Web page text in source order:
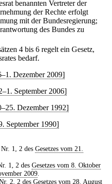
benannten Vertreter der
der Rechte erfolgt
mit der Bundesregierung;
des Bundes zu
4 bis 6 regelt ein Gesetz,
bedarf.
Dezember 2009]
September 2006]
Dezember 1992]
September 1990]
1, 2 des Gesetzes vom 21.
1, 2 des Gesetzes vom 8. Oktober
2009
2, 2 des Gesetzes vom 28. August